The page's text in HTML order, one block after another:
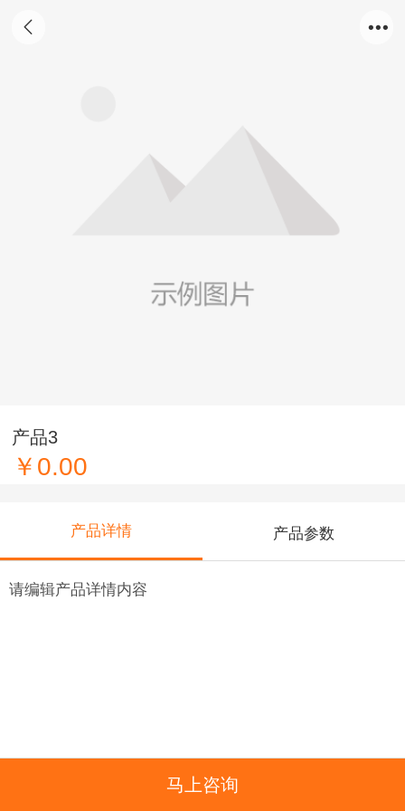
产品3
￥0.00
产品详情 产品参数
请编辑产品详情内容
马上咨询